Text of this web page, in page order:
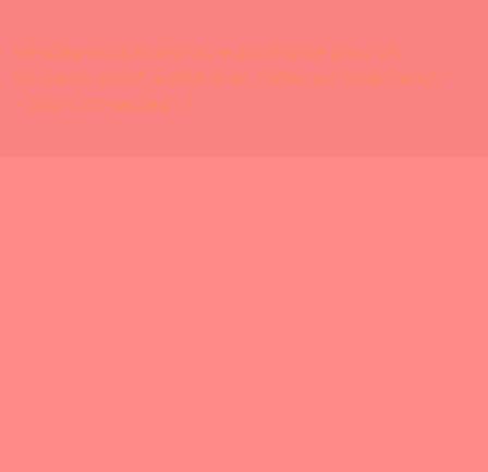
Rendez-vous la semaine prochaine pour un
nouveau point digital avec Index. En attendant,
« Stay Connected » !